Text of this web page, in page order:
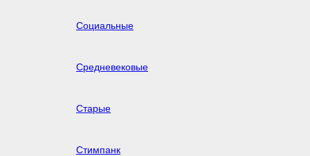
Социальные
Средневековые
Старые
Стимпанк